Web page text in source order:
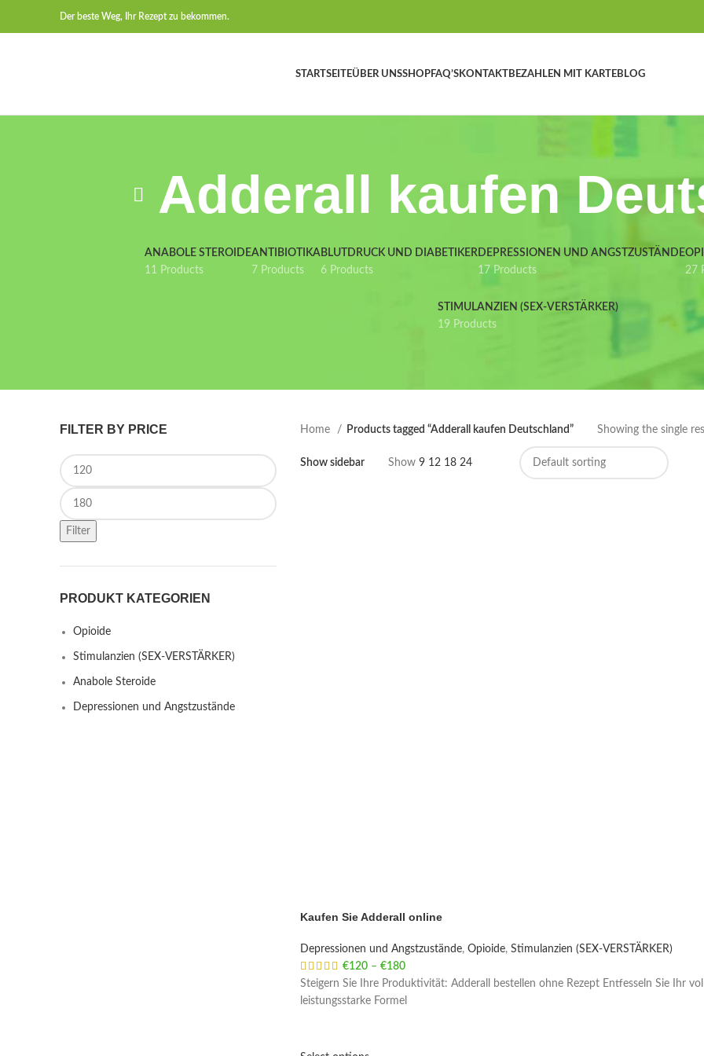
Der beste Weg, Ihr Rezept zu bekommen.
STARTSEITEÜBER UNSSHOPFAQ’SKONTAKTBEZAHLEN MIT KARTEBLOG
Adderall kaufen
ANABOLE STEROIDE
11 Products
ANTIBIOTIKA
7 Products
BLUTDRUCK UND DIABETIKER
6 Products
DEPRESSIONEN UND ANGSTZUSTÄNDE
17 Products
27
STIMULANZIEN (SEX-VERSTÄRKER)
19 Products
FILTER BY PRICE
Min price
Max price
Filter
PRODUKT KATEGORIEN
Opioide
Stimulanzien (SEX-VERSTÄRKER)
Anabole Steroide
Depressionen und Angstzustände
Home Products tagged “Adderall kaufen Deutschland” Showing the single
Show sidebar Show 9 12 18 24
Kaufen Sie Adderall online
Depressionen und Angstzustände, Opioide, Stimulanzien (SEX-VERSTÄRKER)
€120 – €180Price range: €120 through €180
Steigern Sie Ihre Produktivität: Adderall bestellen ohne Rezept Entfesseln Sie Ihr
leistungsstarke Formel